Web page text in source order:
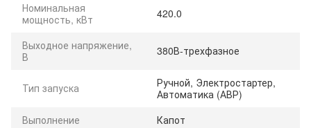
Номинальная
мощность, кВт
420.0
Выходное напряжение,
В
380В-трехфазное
Тип запуска
Ручной, Электростартер,
Автоматика (АВР)
Выполнение
Капот